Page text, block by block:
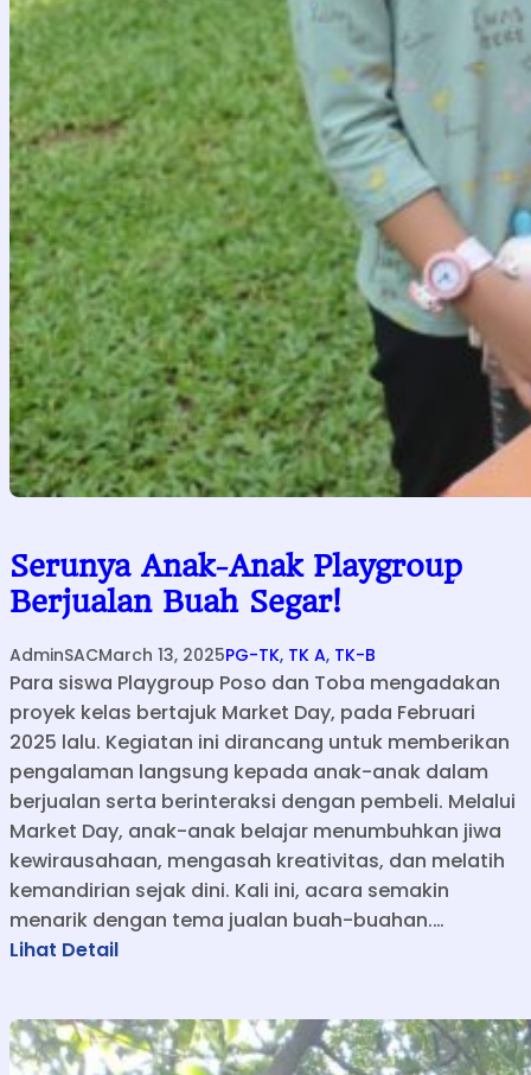
Serunya Anak-Anak Playgroup
Berjualan Buah Segar!
AdminSACMarch 13, 2025PG-TK, TK A, TK-B
Para siswa Playgroup Poso dan Toba mengadakan
proyek kelas bertajuk Market Day, pada Februari
2025 lalu. Kegiatan ini dirancang untuk memberikan
pengalaman langsung kepada anak-anak dalam
berjualan serta berinteraksi dengan pembeli. Melalui
Market Day, anak-anak belajar menumbuhkan jiwa
kewirausahaan, mengasah kreativitas, dan melatih
kemandirian sejak dini. Kali ini, acara semakin
menarik dengan tema jualan buah-buahan.…
Lihat Detail:
r
u